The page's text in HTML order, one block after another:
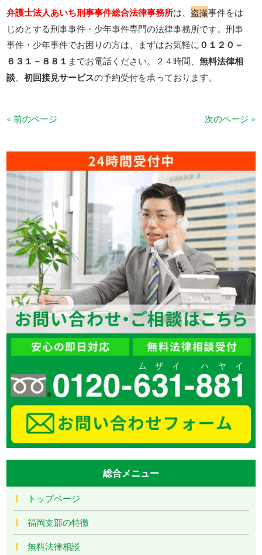
弁護士法人あいち刑事事件総合法律事務所は、 盗撮事件をは
じめとする刑事事件・少年事件専門の法律事務所です。刑事
事件・少年事件でお困りの方は、まずはお気軽に０１２０－
６３１－８８１ までお電話ください。２４時間、無料法律相
談、初回接見サービスの予約受付を承っております。
« 前のページ 次のページ »
総合メニュー
トップページ
福岡支部の特徴
無料法律相談